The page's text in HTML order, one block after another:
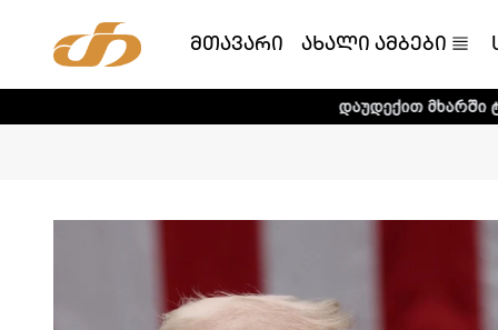
მთავარი ახალი ამბები
დაუდექით მხარში ტელე-რადიო